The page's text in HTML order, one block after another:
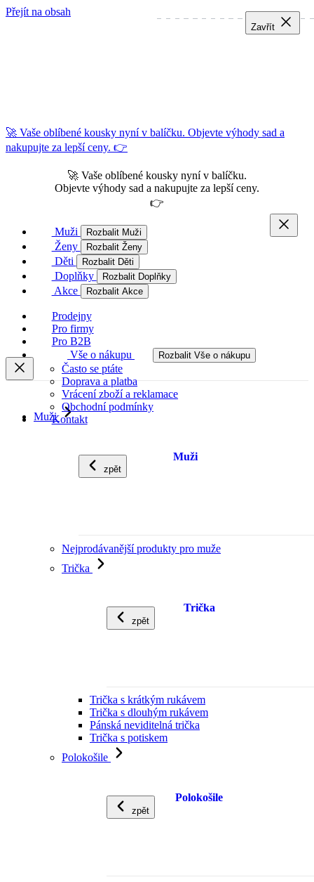
Přejít na obsah
🚀 Vaše oblíbené kousky nyní v balíčku. Objevte výhody sad a
nakupujte za lepší ceny. 👉
🚀 Vaše oblíbené kousky nyní v balíčku.
Objevte výhody sad a nakupujte za lepší ceny.
👉
Muži Rozbalit Muži
Ženy Rozbalit Ženy
Děti Rozbalit Děti
Doplňky Rozbalit Doplňky
Akce Rozbalit Akce
Prodejny
Pro firmy
Pro B2B
Vše o nákupu
Rozbalit Vše o nákupu
Často se ptáte
Doprava a platba
Vrácení zboží a reklamace
Obchodní podmínky
Kontakt
Muži
zpět
Muži
Nejprodávanější produkty pro muže
Trička
zpět
Trička
Trička s krátkým rukávem
Trička s dlouhým rukávem
Pánská neviditelná trička
Trička s potiskem
Polokošile
zpět
Polokošile
Zavřít
Zavřít
Zavřít